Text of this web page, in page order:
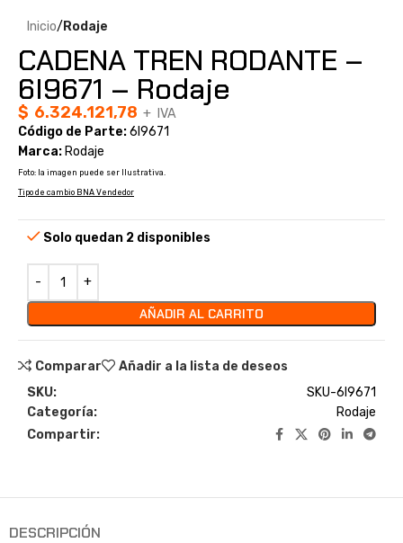
Inicio Rodaje
CADENA TREN RODANTE –
6I9671 – Rodaje
$ 6.324.121,78 + IVA
Código de Parte:6I9671
Marca: Rodaje
Foto: la imagen puede ser Ilustrativa.
Tipo de cambio BNA Vendedor
Solo quedan 2 disponibles
AÑADIR AL CARRITO
Comparar
Añadir a la lista de deseos
SKU:
SKU-6I9671
Categoría:
Rodaje
Compartir:
DESCRIPCIÓN